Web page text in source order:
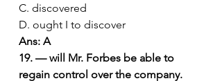
C. discovered
D. ought I to discover
Ans: A
19. — will Mr. Forbes be able to
regain control over the company.